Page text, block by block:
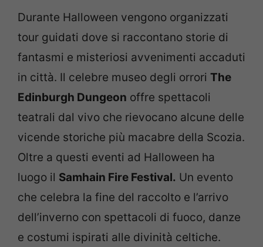
Durante Halloween vengono organizzati
tour guidati dove si raccontano storie di
fantasmi e misteriosi avvenimenti accaduti
in città. Il celebre museo degli orrori The
Edinburgh Dungeon offre spettacoli
teatrali dal vivo che rievocano alcune delle
vicende storiche più macabre della Scozia.
Oltre a questi eventi ad Halloween ha
luogo il Samhain Fire Festival. Un evento
che celebra la fine del raccolto e l’arrivo
dell’inverno con spettacoli di fuoco, danze
e costumi ispirati alle divinità celtiche.